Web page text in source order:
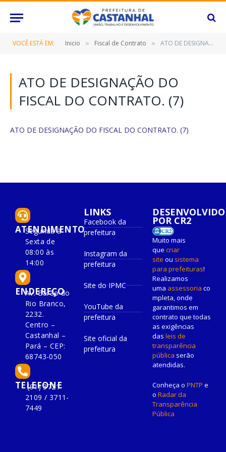
VOCÊ ESTÁ EM: Inicio » Fiscal de Contrato » ATO DE DESIGNAÇÃO DO FISCAL DO CONTRATO. (7)
ATO DE DESIGNAÇÃO DO
FISCAL DO CONTRATO. (7)
ATO DE DESIGNAÇÃO DO FISCAL DO CONTRATO. (7)
ATENDIMENTO
Segunda à
Sexta de
08:00 às
14:00
ENDEREÇO
Av. Barão do
Rio Branco,
2232.
Centro –
Castanhal –
Pará – CEP:
68743-050
TELEFONE
(91) 3721-
2109 / 3711-
7449
LINKS
Facebook da
prefeitura
Instagram da
prefeitura
Site do IPMC
YouTube da
prefeitura
Site oficial da
prefeitura
DESENVOLVIDO
POR CR2
Muito mais
que criar
site ou sistema
para prefeituras!
Realizamos
uma assessoria co
mpleta, onde
garantimos em
contrato que todas
as exigências
das leis de
transparência
pública serão
atendidas.
Conheça o PNTP e
o Radar da
Transparência
Pública